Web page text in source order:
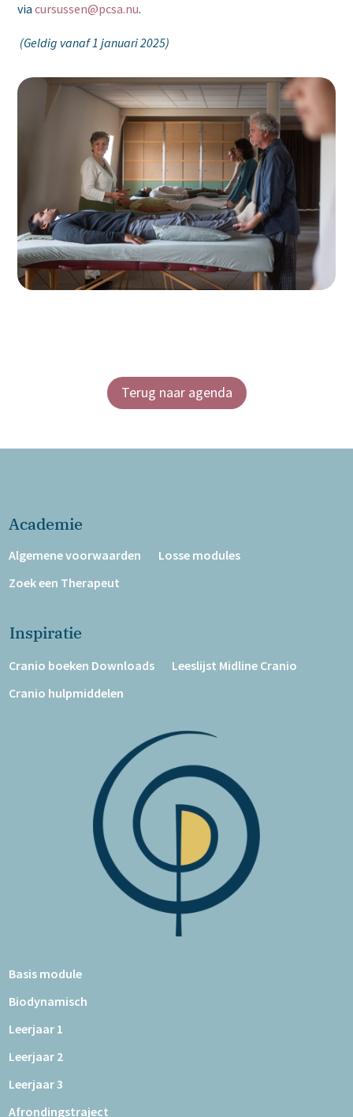
via cursussen@pcsa.nu.
(Geldig vanaf 1 januari 2025)
Terug naar agenda
Academie
Algemene voorwaarden
Losse modules
Zoek een Therapeut
Inspiratie
Cranio boeken Downloads
Leeslijst Midline Cranio
Cranio hulpmiddelen
Basis module
Biodynamisch
Leerjaar 1
Leerjaar 2
Leerjaar 3
Afrondingstraject